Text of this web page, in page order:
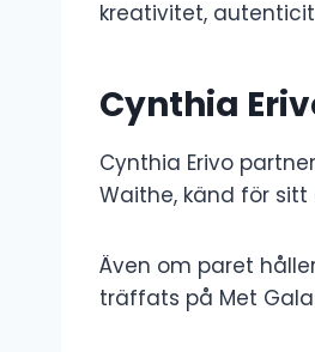
kreativitet,
Cynthia
Cynthia Erivo
Waithe, känd för
Även om paret
träffats på Met Gala